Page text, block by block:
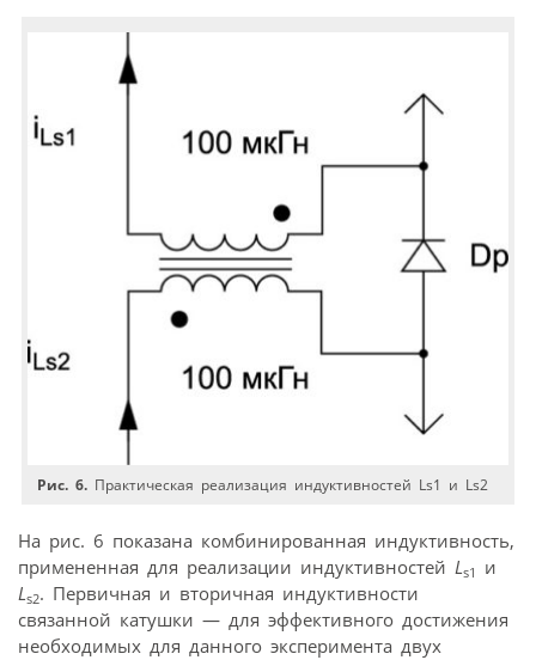
Рис. 6. Практическая реализация индуктивностей Ls1 и Ls2
На рис. 6 показана комбинированная индуктивность,
примененная для реализации индуктивностей Ls1
и
Ls2. Первичная и вторичная индуктивности
связанной катушки — для эффективного достижения
необходимых для данного эксперимента двух